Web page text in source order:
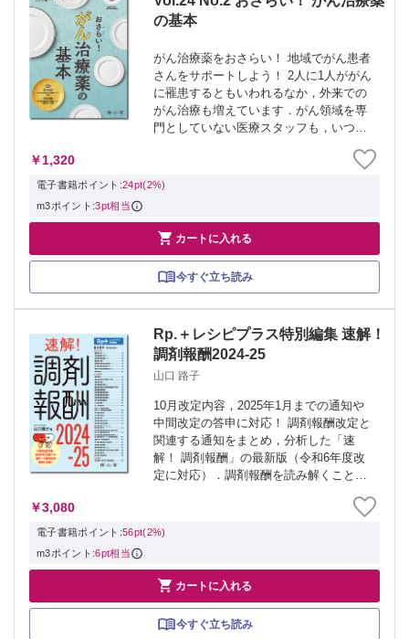
の基本
がん治療薬をおさらい！ 地域でがん患者
さんをサポートしよう！ 2人に1人ががん
に罹患するともいわれるなか，外来での
がん治療も増えています．がん領域を専
門としていない医療スタッフも，いつ，
て聞かれてもよいように，この1冊で「が
ん」と「がん治療薬」の基本をおさえま
￥1,320
電子書籍ポイント:24pt(2%)
m3ポイント:3pt相当
 カートに入れる
今すぐ立ち読み
Rp.＋レシピプラス特別編集 速解！
調剤報酬2024-25
山口 路子
10月改定内容，2025年1月までの通知や
中間改定の答申に対応！ 調剤報酬改定と
関連する通知をまとめ，分析した「速
解！ 調剤報酬」の最新版（令和6年度改
定に対応）．調剤報酬を読み解くこと
求められている業務をより深く理解する
ことができる． 今回は，マイナ保険証を
￥3,080
電子書籍ポイント:56pt(2%)
m3ポイント:6pt相当
 カートに入れる
今すぐ立ち読み